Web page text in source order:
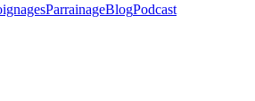
ParrainageBlogPodcast